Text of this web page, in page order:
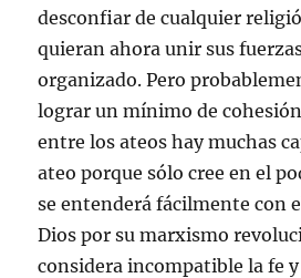
desconfiar de cualquier
quieran ahora unir sus
organizado. Pero
lograr un mínimo de
entre los ateos hay muchas
ateo porque sólo cree en el
se entenderá fácilmente con
Dios por su marxismo
considera incompatible la fe